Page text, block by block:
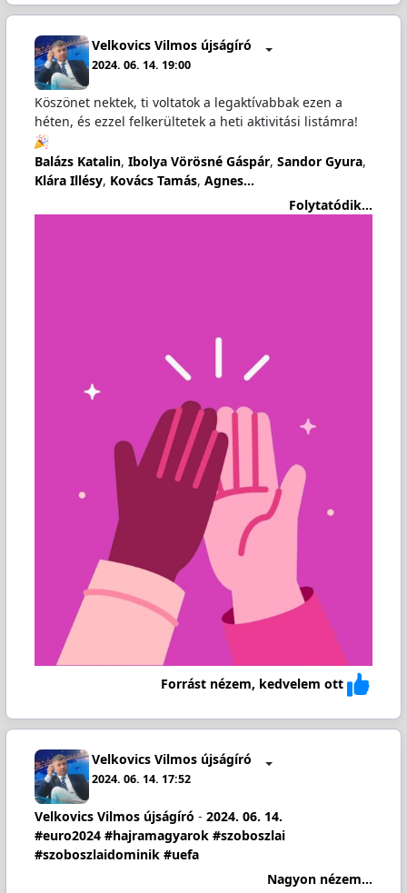
Velkovics Vilmos újságíró
2024. 06. 14. 19:00
Köszönet nektek, ti voltatok a legaktívabbak ezen a
héten, és ezzel felkerültetek a heti aktivitási listámra!
Balázs Katalin, Ibolya Vörösné Gáspár, Sandor Gyura,
Klára Illésy, Kovács Tamás, Agnes…
Folytatódik...
Forrást nézem, kedvelem ott
Velkovics Vilmos újságíró
2024. 06. 14. 17:52
Velkovics Vilmos újságíró - 2024. 06. 14.
#euro2024 #hajramagyarok #szoboszlai
#szoboszlaidominik #uefa
Nagyon nézem...